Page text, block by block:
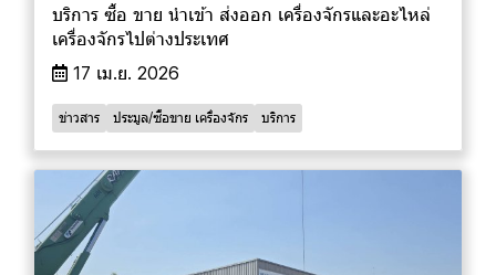
บริการ ซื้อ ขาย นำเข้า ส่งออก เครื่องจักรและอะไหล่
เครื่องจักรไปต่างประเทศ
17 เม.ย. 2026
ข่าวสาร ประมูล/ซื้อขาย เครื่องจักร บริการ